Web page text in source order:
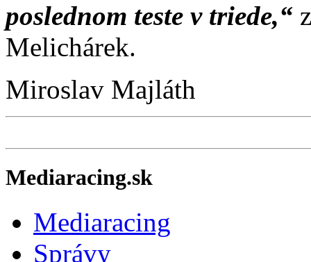
poslednom teste v triede,“
Melichárek.
Miroslav Majláth
Mediaracing.sk
Mediaracing
Správy